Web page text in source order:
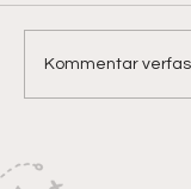
2026
Kommentar